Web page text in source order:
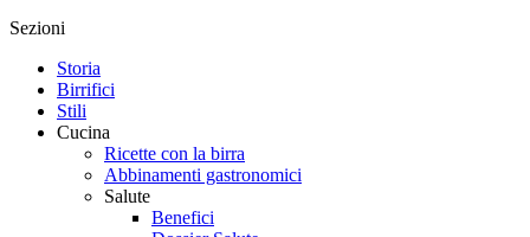
Sezioni
Storia
Birrifici
Stili
Cucina
Ricette con la birra
Abbinamenti gastronomici
Salute
Benefici